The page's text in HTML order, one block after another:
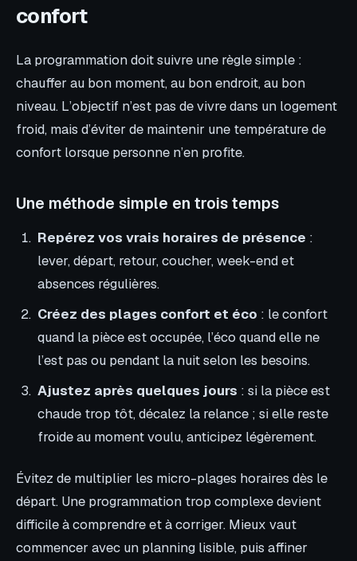
confort
La programmation doit suivre une règle simple :
chauffer au bon moment, au bon endroit, au bon
niveau. L’objectif n’est pas de vivre dans un logement
froid, mais d’éviter de maintenir une température de
confort lorsque personne n’en profite.
Une méthode simple en trois temps
Repérez vos vrais horaires de présence :
lever, départ, retour, coucher, week-end et
absences régulières.
Créez des plages confort et éco : le confort
quand la pièce est occupée, l’éco quand elle ne
l’est pas ou pendant la nuit selon les besoins.
Ajustez après quelques jours : si la pièce est
chaude trop tôt, décalez la relance ; si elle reste
froide au moment voulu, anticipez légèrement.
Évitez de multiplier les micro-plages horaires dès le
départ. Une programmation trop complexe devient
difficile à comprendre et à corriger. Mieux vaut
commencer avec un planning lisible, puis affiner